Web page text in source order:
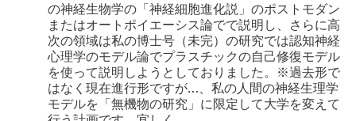
の神経生物学の「神経細胞進化説」のポストモダン
またはオートポイエーシス論でで説明し、さらに高
次の領域は私の博士号（未完）の研究では認知神経
心理学のモデル論でプラスチックの自己修復モデル
を使って説明しようとしておりました。※過去形で
はなく現在進行形ですが…、私の人間の神経生理学
モデルを「無機物の研究」に限定して大学を変えて